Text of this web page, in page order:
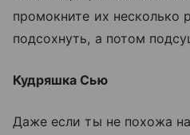
промокните их несколько
подсохнуть, а потом
Кудряшка Сью
Даже если ты не похожа